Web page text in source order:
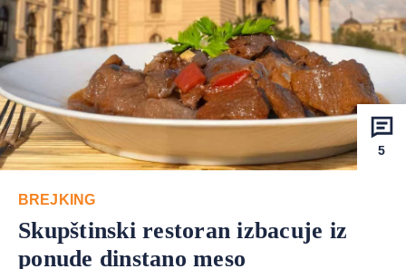
5
BREJKING
Skupštinski restoran izbacuje iz
ponude dinstano meso